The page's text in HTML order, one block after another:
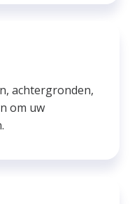
achtergronden,
om uw